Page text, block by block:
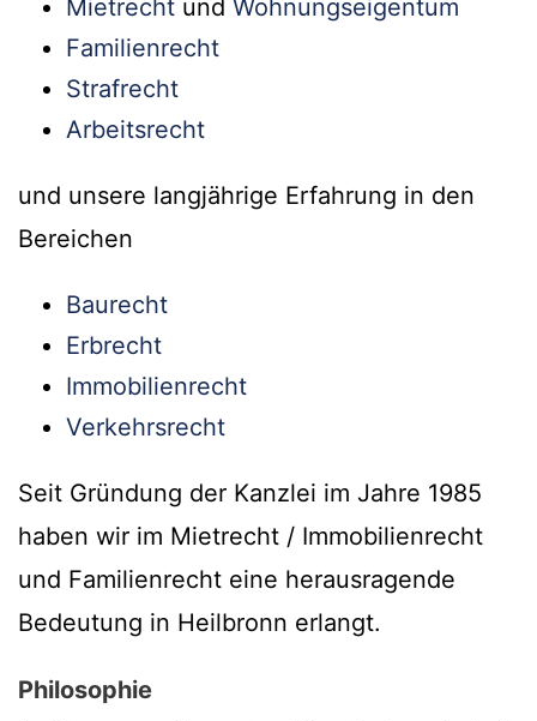
Mietrecht und Wohnungseigentum
Familienrecht
Strafrecht
Arbeitsrecht
und unsere langjährige Erfahrung in den
Bereichen
Baurecht
Erbrecht
Immobilienrecht
Verkehrsrecht
Seit Gründung der Kanzlei im Jahre 1985
haben wir im Mietrecht / Immobilienrecht
und Familienrecht eine herausragende
Bedeutung in Heilbronn erlangt.
Philosophie